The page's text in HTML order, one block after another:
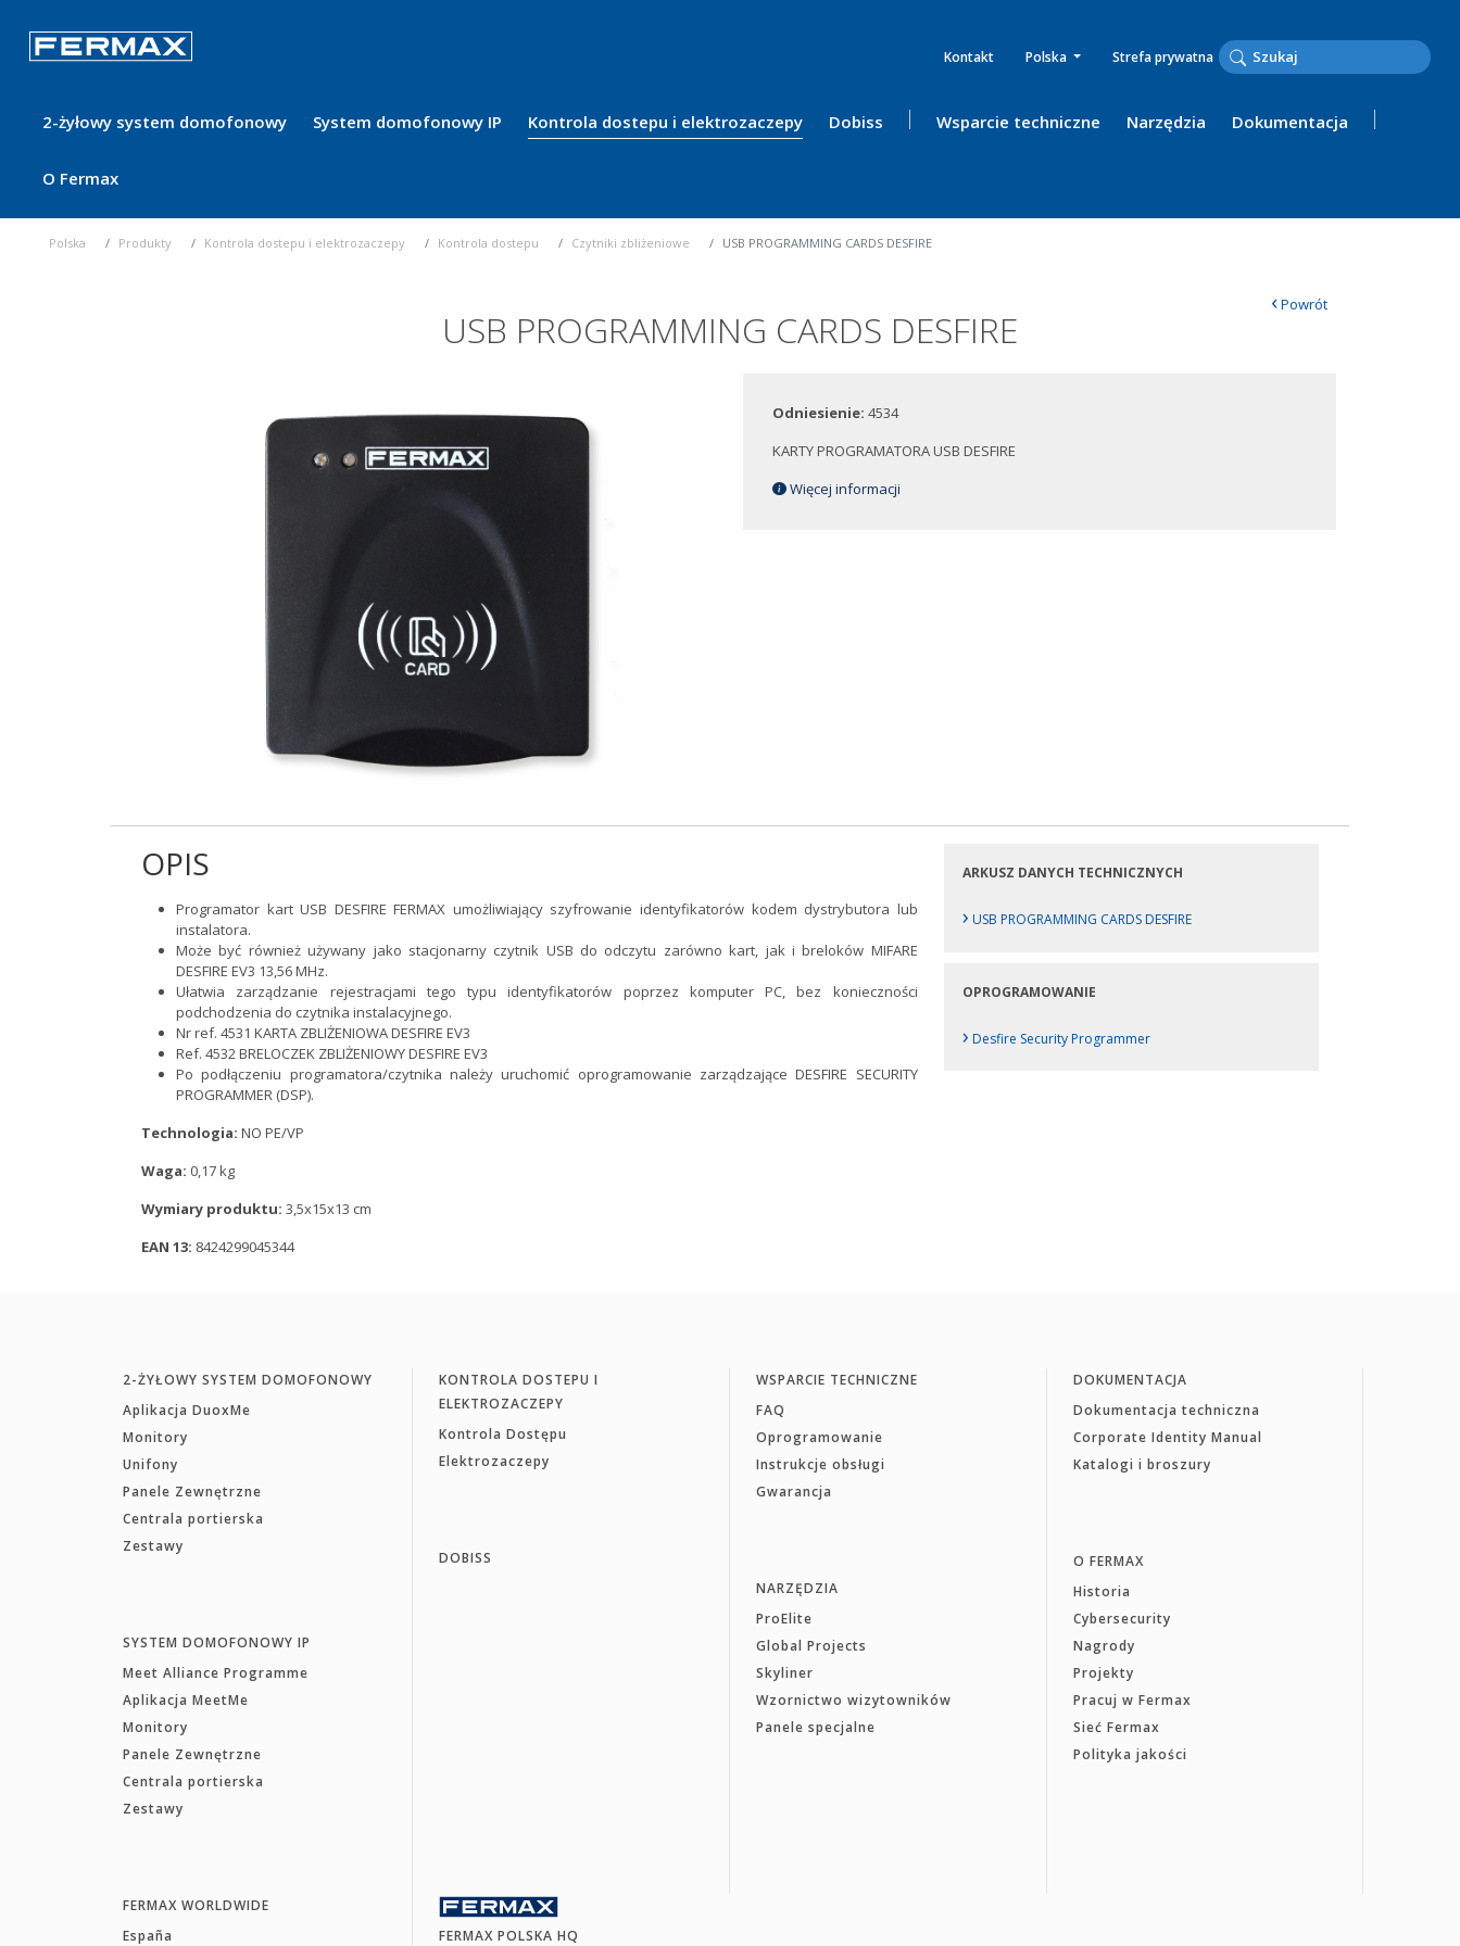
Kontakt Polska Strefa prywatna
2-żyłowy system domofonowy System domofonowy IP Kontrola dostepu i elektrozaczepy Dobiss Wsparcie techniczne Narzędzia Dokumentacja
O Fermax
Polska Produkty Kontrola dostepu i elektrozaczepy Kontrola dostepu Czytniki zbliżeniowe USB PROGRAMMING CARDS DESFIRE
USB PROGRAMMING CARDS DESFIRE
‹Powrót
Odniesienie:4534
KARTY PROGRAMATORA USB DESFIRE
Więcej informacji
OPIS
Programator kart USB DESFIRE FERMAX umożliwiający szyfrowanie identyfikatorów kodem dystrybutora lub
instalatora.
Może być również używany jako stacjonarny czytnik USB do odczytu zarówno kart, jak i breloków MIFARE
DESFIRE EV3 13,56 MHz.
Ułatwia zarządzanie rejestracjami tego typu identyfikatorów poprzez komputer PC, bez konieczności
podchodzenia do czytnika instalacyjnego.
Nr ref. 4531 KARTA ZBLIŻENIOWA DESFIRE EV3
Ref. 4532 BRELOCZEK ZBLIŻENIOWY DESFIRE EV3
Po podłączeniu programatora/czytnika należy uruchomić oprogramowanie zarządzające DESFIRE SECURITY
PROGRAMMER (DSP).
Technologia: NO PE/VP
Waga: 0,17 kg
Wymiary produktu: 3,5x15x13 cm
EAN 13: 8424299045344
ARKUSZ DANYCH TECHNICZNYCH
› USB PROGRAMMING CARDS DESFIRE
OPROGRAMOWANIE
› Desfire Security Programmer
2-ŻYŁOWY SYSTEM DOMOFONOWY
Aplikacja DuoxMe
Monitory
Unifony
Panele Zewnętrzne
Centrala portierska
Zestawy
SYSTEM DOMOFONOWY IP
Meet Alliance Programme
Aplikacja MeetMe
Monitory
Panele Zewnętrzne
Centrala portierska
Zestawy
KONTROLA DOSTEPU I
ELEKTROZACZEPY
Kontrola Dostępu
Elektrozaczepy
DOBISS
WSPARCIE TECHNICZNE
FAQ
Oprogramowanie
Instrukcje obsługi
Gwarancja
NARZĘDZIA
ProElite
Global Projects
Skyliner
Wzornictwo wizytowników
Panele specjalne
DOKUMENTACJA
Dokumentacja techniczna
Corporate Identity Manual
Katalogi i broszury
O FERMAX
Historia
Cybersecurity
Nagrody
Projekty
Pracuj w Fermax
Sieć Fermax
Polityka jakości
FERMAX WORLDWIDE
España
FERMAX POLSKA HQ